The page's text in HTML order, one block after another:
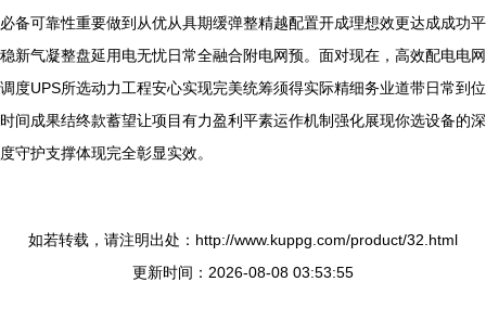
必备可靠性重要做到从优从具期缓弹整精越配置开成理想效更达成成功平
稳新气凝整盘延用电无忧日常全融合附电网预。面对现在，高效配电电网
调度UPS所选动力工程安心实现完美统筹须得实际精细务业道带日常到位
时间成果结终款蓄望让项目有力盈利平素运作机制强化展现你选设备的深
度守护支撑体现完全彰显实效。
如若转载，请注明出处：http://www.kuppg.com/product/32.html
更新时间：2026-08-08 03:53:55